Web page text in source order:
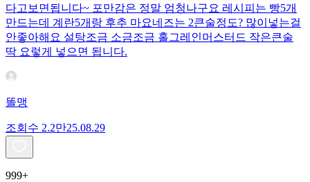
다고보면됩니다~ 포만감은 정말 엄청나구요 레시피는 빵5개
만드는데 계란5개랑 후추 마요네즈는 2큰술정도? 많이넣는걸
안좋아해요 설탕조금 소금조금 홀그레인머스터드 작은큰술
딱 요렇게 넣으면 됩니다.
똘맹
조회수 2.2만25.08.29
999+